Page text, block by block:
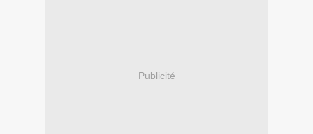
Publicité